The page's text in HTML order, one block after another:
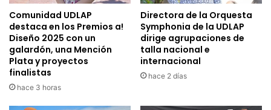
Comunidad UDLAP
destaca en los Premios a!
Diseño 2025 con un
galardón, una Mención
Plata y proyectos
finalistas
hace 3 horas
Directora de la Orquesta
Symphonia de la UDLAP
dirige agrupaciones de
talla nacional e
internacional
hace 2 días